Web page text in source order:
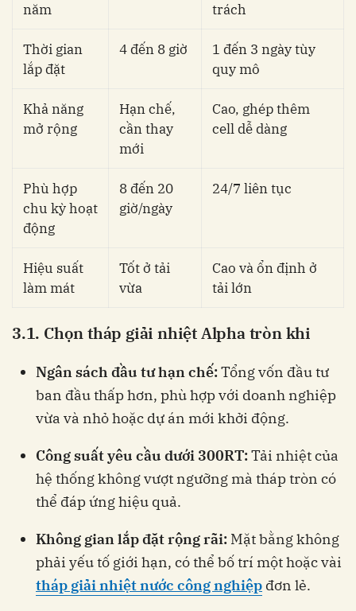
năm
trách
Thời gian
lắp đặt
4 đến 8 giờ
1 đến 3 ngày tùy
quy mô
Khả năng
mở rộng
Hạn chế,
cần thay
mới
Cao, ghép thêm
cell dễ dàng
Phù hợp
chu kỳ hoạt
động
8 đến 20
giờ/ngày
24/7 liên tục
Hiệu suất
làm mát
Tốt ở tải
vừa
Cao và ổn định ở
tải lớn
3.1. Chọn tháp giải nhiệt Alpha tròn khi
Ngân sách đầu tư hạn chế:Tổng vốn đầu tư
ban đầu thấp hơn, phù hợp với doanh nghiệp
vừa và nhỏ hoặc dự án mới khởi động.
Công suất yêu cầu dưới 300RT:Tải nhiệt của
hệ thống không vượt ngưỡng mà tháp tròn có
thể đáp ứng hiệu quả.
Không gian lắp đặt rộng rãi: Mặt bằng không
phải yếu tố giới hạn, có thể bố trí một hoặc vài
tháp giải nhiệt nước công nghiệp đơn lẻ.